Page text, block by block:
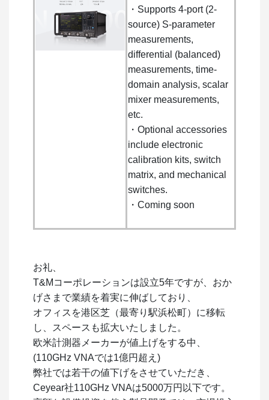
・Supports 4-port (2-
source) S-parameter
measurements,
differential (balanced)
measurements, time-
domain analysis, scalar
mixer measurements,
etc.
・Optional accessories
include electronic
calibration kits, switch
matrix, and mechanical
switches.
・Coming soon
お礼、
T&Mコーポレーションは設立5年ですが、おか
げさまで業績を着実に伸ばしており、
オフィスを港区芝（最寄り駅浜松町）に移転
し、スペースも拡大いたしました。
欧米計測器メーカーが値上げをする中、
(110GHz VNAでは1億円超え)
弊社では若干の値下げをさせていただき、
Ceyear社110GHz VNAは5000万円以下です。